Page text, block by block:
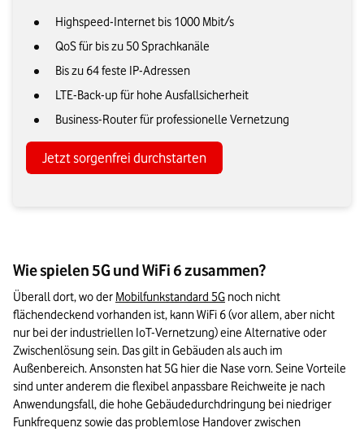
Highspeed-Internet bis 1000 Mbit/s
QoS für bis zu 50 Sprachkanäle
Bis zu 64 feste IP-Adressen
LTE-Back-up für hohe Ausfallsicherheit
Business-Router für professionelle Vernetzung
Jetzt sorgenfrei durchstarten
Wie spielen 5G und WiFi 6 zusammen?
Überall dort, wo der Mobilfunkstandard 5G noch nicht
flächendeckend vorhanden ist, kann WiFi 6 (vor allem, aber nicht
nur bei der industriellen IoT-Vernetzung) eine Alternative oder
Zwischenlösung sein. Das gilt in Gebäuden als auch im
Außenbereich. Ansonsten hat 5G hier die Nase vorn. Seine Vorteile
sind unter anderem die flexibel anpassbare Reichweite je nach
Anwendungsfall, die hohe Gebäudedurchdringung bei niedriger
Funkfrequenz sowie das problemlose Handover zwischen